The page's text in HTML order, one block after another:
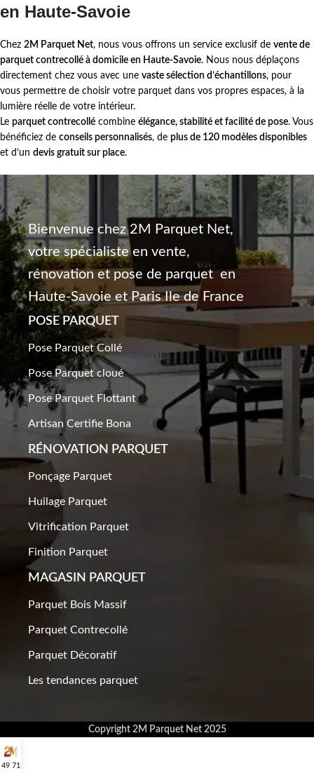
en Haute-Savoie
Chez 2M Parquet Net, nous vous offrons un service exclusif de vente de
parquet contrecollé à domicile en Haute-Savoie. Nous nous déplaçons
directement chez vous avec une vaste sélection d’échantillons, pour
vous permettre de choisir votre parquet dans vos propres espaces, à la
lumière réelle de votre intérieur.
Le parquet contrecollé combine élégance, stabilité et facilité de pose. Vous
bénéficiez de conseils personnalisés, de plus de 120 modèles disponibles
et d’un devis gratuit sur place.
Bienvenue chez 2M Parquet Net,
votre spécialiste en vente,
rénovation et pose de parquet en
Haute-Savoie et Paris Ile de France
POSE PARQUET
Pose Parquet Collé
Pose Parquet cloué
Pose Parquet Flottant
Artisan Certifie Bona
RÉNOVATION PARQUET​
Ponçage Parquet
Huilage Parquet
Vitrification Parquet
Finition Parquet
MAGASIN PARQUET
Parquet Bois Massif
Parquet Contrecollé
Parquet Décoratif
Les tendances parquet
Copyright 2M Parquet Net 2025
71 10 38